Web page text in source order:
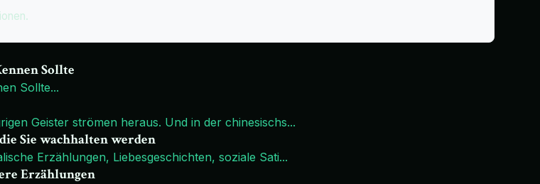
Sollte
Sollte...
Geister strömen heraus. Und in der chinesischs...
Sie wachhalten werden
Erzählungen, Liebesgeschichten, soziale Sati...
Erzählungen